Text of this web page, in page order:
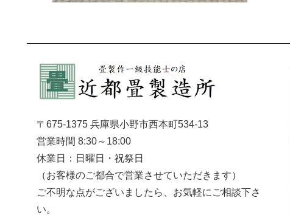
〒675-1375 兵庫県小野市西本町534-13
営業時間 8:30～18:00
休業日：日曜日・祝祭日
（お客様のご都合で営業させていただきます）
ご不明な点がございましたら、お気軽にご相談下さ
い。